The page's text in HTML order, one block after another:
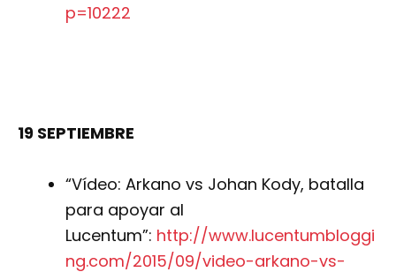
p=10222
19 SEPTIEMBRE
“Vídeo: Arkano vs Johan Kody, batalla
para apoyar al
Lucentum”: http://www.lucentumbloggi
ng.com/2015/09/video-arkano-vs-